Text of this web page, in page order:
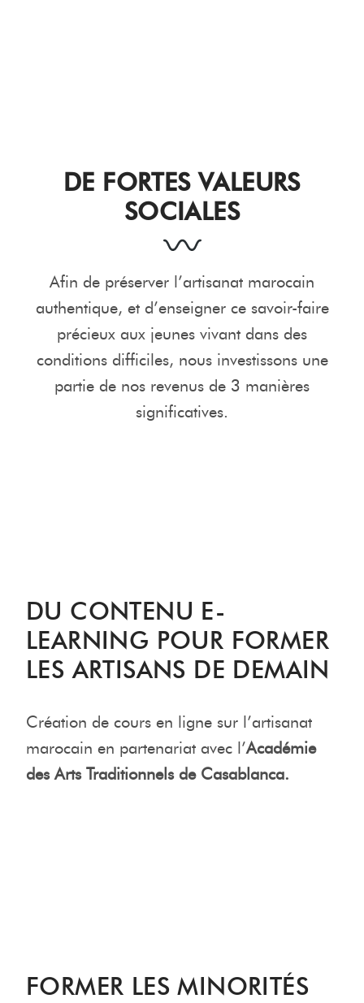
DE FORTES VALEURS
SOCIALES
Afin de préserver l’artisanat marocain
authentique, et d’enseigner ce savoir-faire
précieux aux jeunes vivant dans des
conditions difficiles, nous investissons une
partie de nos revenus de 3 manières
significatives.
DU CONTENU E-
LEARNING POUR FORMER
LES ARTISANS DE DEMAIN
Création de cours en ligne sur l’artisanat
marocain en partenariat avec l’Académie
des Arts Traditionnels de Casablanca.
FORMER LES MINORITÉS